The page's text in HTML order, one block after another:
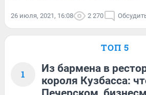
26 июля, 2021, 16:08 2 270
ТОП 5
1
Из бармена в
короля Кузбасса: